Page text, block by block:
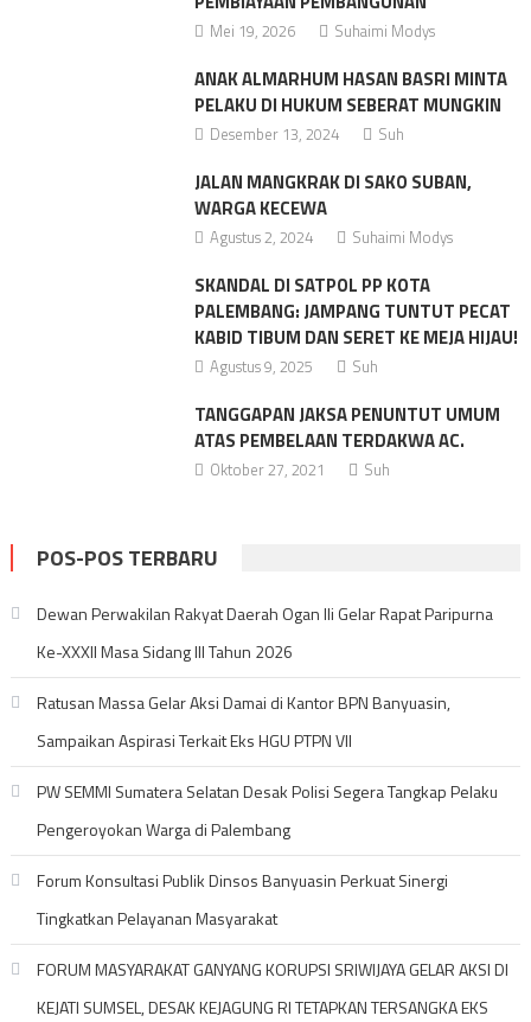
Mei 19, 2026 Suhaimi Modys
ANAK ALMARHUM HASAN BASRI MINTA
PELAKU DI HUKUM SEBERAT MUNGKIN
Desember 13, 2024 Suh
JALAN MANGKRAK DI SAKO SUBAN,
WARGA KECEWA
Agustus 2, 2024 Suhaimi Modys
SKANDAL DI SATPOL PP KOTA
PALEMBANG: JAMPANG TUNTUT PECAT
KABID TIBUM DAN SERET KE MEJA HIJAU!
Agustus 9, 2025 Suh
TANGGAPAN JAKSA PENUNTUT UMUM
ATAS PEMBELAAN TERDAKWA AC.
Oktober 27, 2021 Suh
POS-POS TERBARU
Dewan Perwakilan Rakyat Daerah Ogan Ili Gelar Rapat Paripurna
Ke-XXXII Masa Sidang III Tahun 2026
Ratusan Massa Gelar Aksi Damai di Kantor BPN Banyuasin,
Sampaikan Aspirasi Terkait Eks HGU PTPN VII
PW SEMMI Sumatera Selatan Desak Polisi Segera Tangkap Pelaku
Pengeroyokan Warga di Palembang
Forum Konsultasi Publik Dinsos Banyuasin Perkuat Sinergi
Tingkatkan Pelayanan Masyarakat
FORUM MASYARAKAT GANYANG KORUPSI SRIWIJAYA GELAR AKSI DI
KEJATI SUMSEL, DESAK KEJAGUNG RI TETAPKAN TERSANGKA EKS